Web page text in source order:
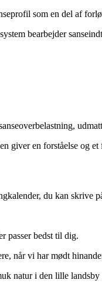
som en del af
bearbejder
giver en forståelse og
du kan skrive
passer bedst til dig.
når vi har mødt
natur i den lille